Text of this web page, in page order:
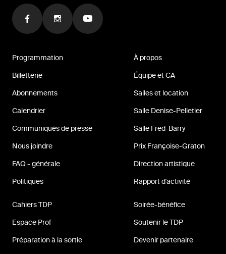
Programmation
Billetterie
Abonnements
Calendrier
Communiqués de presse
Nous joindre
FAQ - générale
Politiques
À propos
Équipe et CA
Salles et location
Salle Denise-Pelletier
Salle Fred-Barry
Prix Françoise-Graton
Direction artistique
Rapport d'activité
Cahiers TDP
Espace Prof
Préparation à la sortie
Soirée-bénéfice
Soutenir le TDP
Devenir partenaire